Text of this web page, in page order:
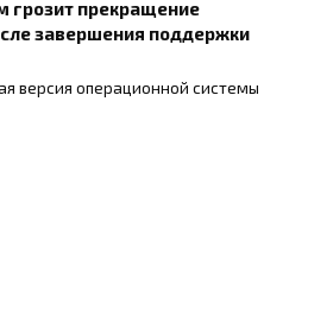
грозит прекращение
завершения поддержки
версия операционной системы